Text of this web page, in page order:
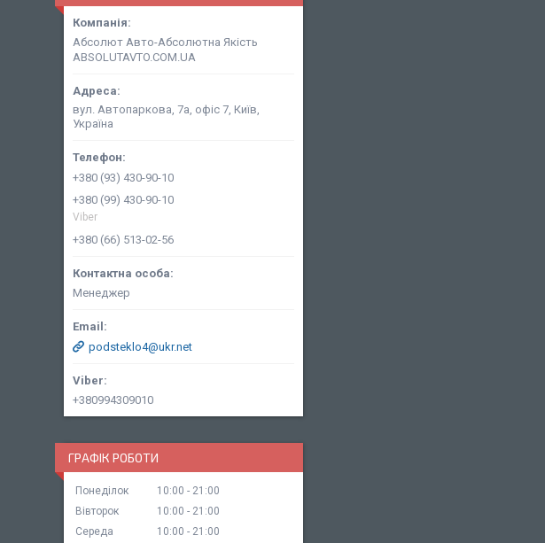
Абсолют Авто-Абсолютна Якість
ABSOLUTAVTO.COM.UA
вул. Автопаркова, 7а, офіс 7, Київ,
Україна
+380 (93) 430-90-10
+380 (99) 430-90-10
Viber
+380 (66) 513-02-56
Менеджер
podsteklo4@ukr.net
+380994309010
ГРАФІК РОБОТИ
Понеділок 10:00
21:00
Вівторок
10:00
21:00
Середа
10:00 21:00